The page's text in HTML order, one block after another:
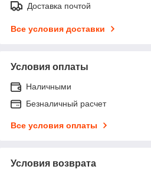
Доставка почтой
Все условия доставки
Условия оплаты
Наличными
Безналичный расчет
Все условия оплаты
Условия возврата